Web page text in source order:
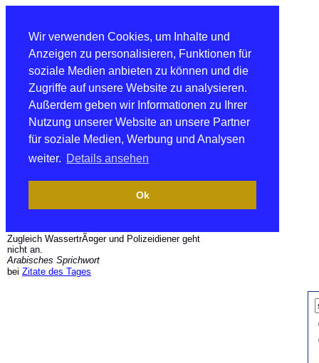
Wir verwenden Cookies, um Inhalte und
Anzeigen zu personalisieren, Funktionen für
soziale Medien anbieten zu können und die
Zugriffe auf unsere Website zu analysieren.
Außerdem geben wir Informationen zu Ihrer
Nutzung unserer Website an unsere Partner
für soziale Medien, Werbung und Analysen
weiter. Details ansehen
Ok
Zugleich WassertrÃ¤ger und Polizeidiener geht
nicht an.
Arabisches Sprichwort
bei Zitate des Tages